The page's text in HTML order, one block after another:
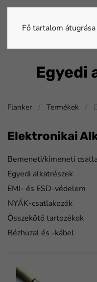
Fő tartalom átugrása
Egyedi
Flanker Termékek
Elektronikai
Bemeneti/kimeneti
Egyedi alkatrészek
EMI- és ESD-védelem
NYÁK-csatlakozók
Összekötő tartozékok
Rézhuzal és -kábel